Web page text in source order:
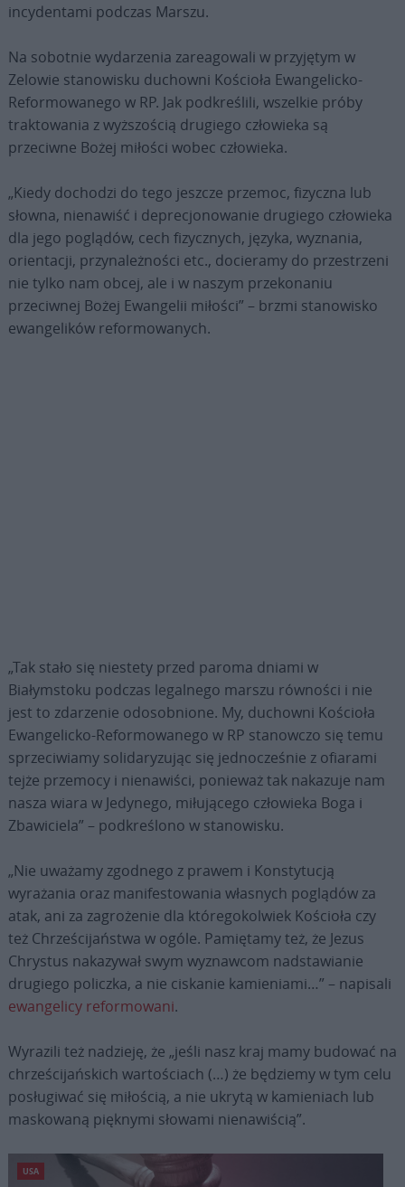
incydentami podczas Marszu.
Na sobotnie wydarzenia zareagowali w przyjętym w
Zelowie stanowisku duchowni Kościoła Ewangelicko-
Reformowanego w RP. Jak podkreślili, wszelkie próby
traktowania z wyższością drugiego człowieka są
przeciwne Bożej miłości wobec człowieka.
„Kiedy dochodzi do tego jeszcze przemoc, fizyczna lub
słowna, nienawiść i deprecjonowanie drugiego człowieka
dla jego poglądów, cech fizycznych, języka, wyznania,
orientacji, przynależności etc., docieramy do przestrzeni
nie tylko nam obcej, ale i w naszym przekonaniu
przeciwnej Bożej Ewangelii miłości” – brzmi stanowisko
ewangelików reformowanych.
„Tak stało się niestety przed paroma dniami w
Białymstoku podczas legalnego marszu równości i nie
jest to zdarzenie odosobnione. My, duchowni Kościoła
Ewangelicko-Reformowanego w RP stanowczo się temu
sprzeciwiamy solidaryzując się jednocześnie z ofiarami
tejże przemocy i nienawiści, ponieważ tak nakazuje nam
nasza wiara w Jedynego, miłującego człowieka Boga i
Zbawiciela” – podkreślono w stanowisku.
„Nie uważamy zgodnego z prawem i Konstytucją
wyrażania oraz manifestowania własnych poglądów za
atak, ani za zagrożenie dla któregokolwiek Kościoła czy
też Chrześcijaństwa w ogóle. Pamiętamy też, że Jezus
Chrystus nakazywał swym wyznawcom nadstawianie
drugiego policzka, a nie ciskanie kamieniami…” – napisali
ewangelicy reformowani.
Wyrazili też nadzieję, że „jeśli nasz kraj mamy budować na
chrześcijańskich wartościach (…) że będziemy w tym celu
posługiwać się miłością, a nie ukrytą w kamieniach lub
maskowaną pięknymi słowami nienawiścią”.
USA